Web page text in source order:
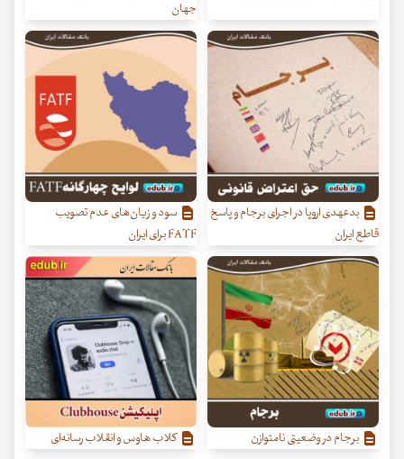
جهان
بدعهدی‌ اروپا در اجرای برجام و پاسخ
قاطع ایران
سود و زیان‌های عدم تصویب
FATF برای ایران
برجام در وضعیتی نامتوازن‌ کلاب هاوس و انقلاب رسانه‌ای